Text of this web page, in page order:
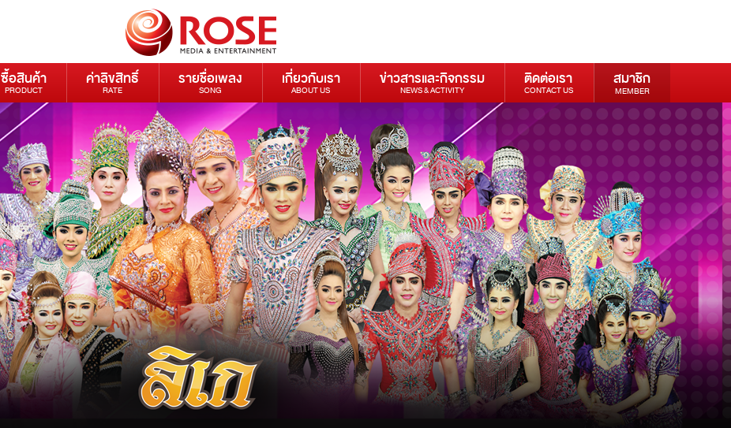
ซื้อสินค้า
PRODUCT
ค่าลิขสิทธิ์
RATE
รายชื่อเพลง
SONG
เกี่ยวกับเรา
ABOUT US
ข่าวสารและกิจกรรม
NEWS & ACTIVITY
ติดต่อเรา
CONTACT US
สมาชิก
MEMBER